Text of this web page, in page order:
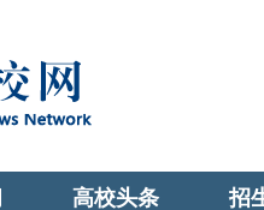
高校头条 招